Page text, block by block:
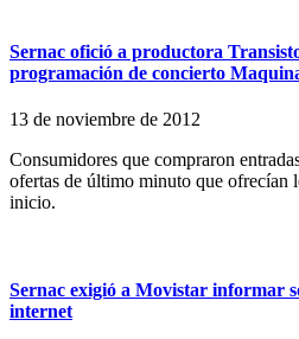
Sernac ofició a productora
programación de concierto
13 de noviembre de 2012
Consumidores que compraron
ofertas de último minuto que ofrecían
inicio.
Sernac exigió a Movistar informar
internet